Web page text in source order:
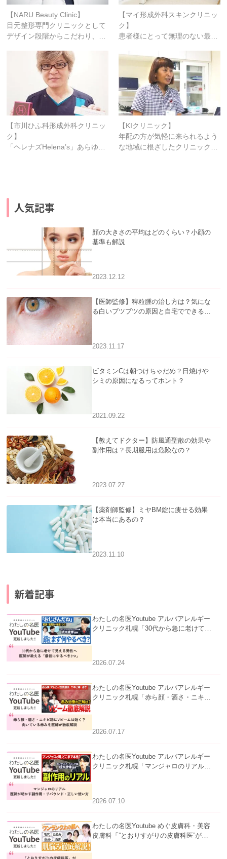
【NARU Beauty Clinic】
目元整形専門クリニックとして
デザイン段階からこだわり、…
【マイ形成外科スキンクリニッ
ク】
患者様にとって無理のない最…
【市川ひふ科形成外科クリニッ
ク】
「ヘレナズHelena’s」あらゆ…
【KIクリニック】
年配の方が気軽に来られるよう
な地域に根ざしたクリニック…
人気記事
顔の大きさの平均はどのくらい？小顔の
基準も解説
2023.12.12
【医師監修】稗粒腫の治し方は？気にな
る白いブツブツの原因と自宅でできるケ
2023.11.17
ビタミンCは朝つけちゃだめ？日焼けや
シミの原因になるってホント？
2021.09.22
【教えてドクター】防風通聖散の効果や
副作用は？長期服用は危険なの？
2023.07.27
【薬剤師監修】ミヤBM錠に痩せる効果
は本当にあるの？
2023.11.10
新着記事
わたしの名医Youtube アルバアレルギー
クリニック札幌「30代から急に老けて見
べき3つ」」を公開いたしました。
2026.07.24
わたしの名医Youtube アルバアレルギー
クリニック札幌「赤ら顔・酒さ・ニキビ
医師が徹底解説」を公開いたしました。
2026.07.17
わたしの名医Youtube アルバアレルギー
クリニック札幌「マンジャロのリアル｜
い使い方」を公開いたしました。
2026.07.10
わたしの名医Youtube めぐ皮膚科・美容
皮膚科「”とおりすがりの皮膚科医”がス
公開いたしました。